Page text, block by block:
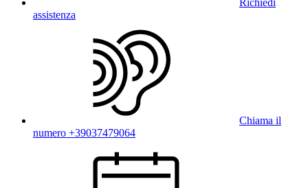
assistenza
Chiama il
numero +39037479064